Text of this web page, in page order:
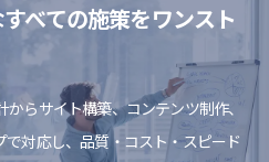
べての施策をワンスト
らサイト構築、コンテンツ制作、
対応し、品質・コスト・スピード